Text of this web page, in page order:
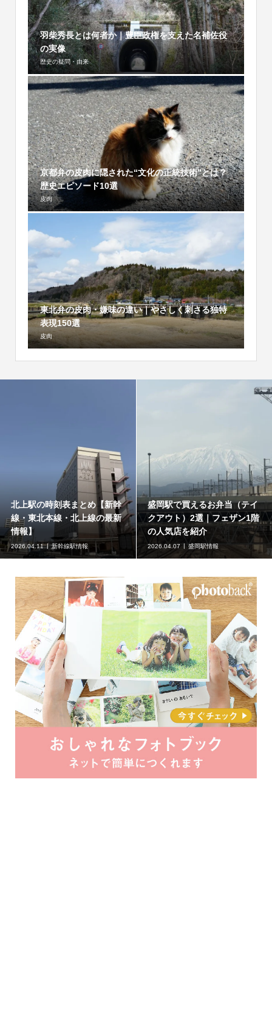
羽柴秀長とは何者か｜豊臣政権を支えた名補佐役
の実像
歴史の疑問・由来
京都弁の皮肉に隠された“文化の正統技術”とは？
歴史エピソード10選
皮肉
東北弁の皮肉・嫌味の違い｜やさしく刺さる独特
表現150選
皮肉
北上駅の時刻表まとめ【新幹
線・東北本線・北上線の最新
情報】
2026.04.11 新幹線駅情報
盛岡駅で買えるお弁当（テイ
クアウト）2選｜フェザン1階
の人気店を紹介
2026.04.07 盛岡駅情報